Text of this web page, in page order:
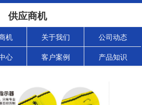
供应商机
机 关于我们 公司动态
心 客户案例 产品知识